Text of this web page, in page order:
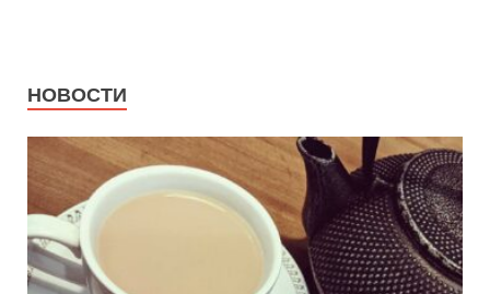
НОВОСТИ